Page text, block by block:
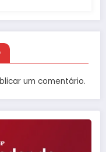
um comentário.